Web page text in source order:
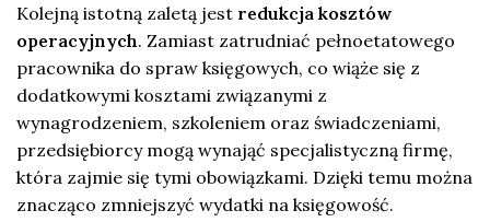
Kolejną istotną zaletą jest redukcja kosztów
operacyjnych. Zamiast zatrudniać pełnoetatowego
pracownika do spraw księgowych, co wiąże się z
dodatkowymi kosztami związanymi z
wynagrodzeniem, szkoleniem oraz świadczeniami,
przedsiębiorcy mogą wynająć specjalistyczną firmę,
która zajmie się tymi obowiązkami. Dzięki temu można
znacząco zmniejszyć wydatki na księgowość.